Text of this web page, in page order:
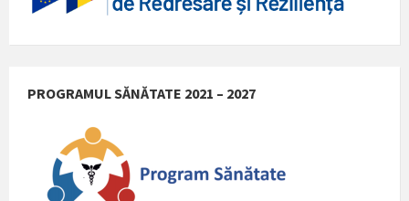
PROGRAMUL SĂNĂTATE 2021 – 2027